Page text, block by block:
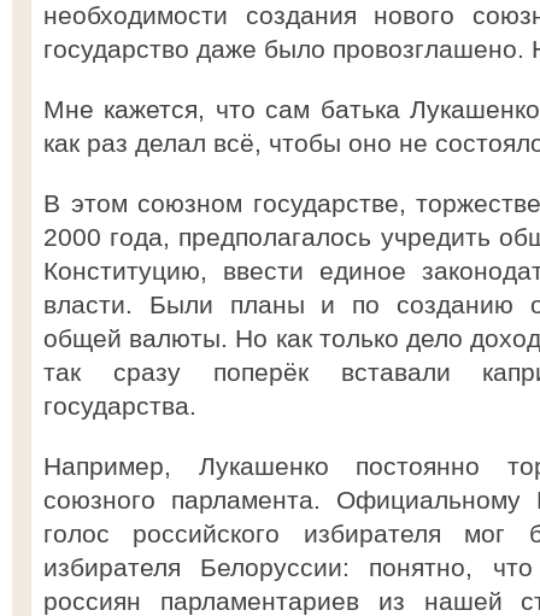
необходимости создания нового
государство даже было
Мне кажется, что сам батька
как раз делал всё, чтобы оно не
В этом союзном государстве,
2000 года, предполагалось учредить
Конституцию, ввести единое
власти. Были планы и по созданию
общей валюты. Но как только дело
так сразу поперёк вставали
государства.
Например, Лукашенко постоянно
союзного парламента.
голос российского избирателя
избирателя Белоруссии: понятно,
россиян парламентариев из нашей